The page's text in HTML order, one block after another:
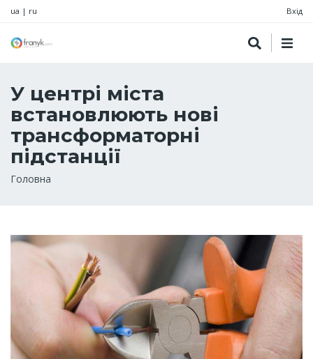
ua | ru Вхід
У центрі міста
встановлюють нові
трансформаторні
підстанції
Рядок
Головна